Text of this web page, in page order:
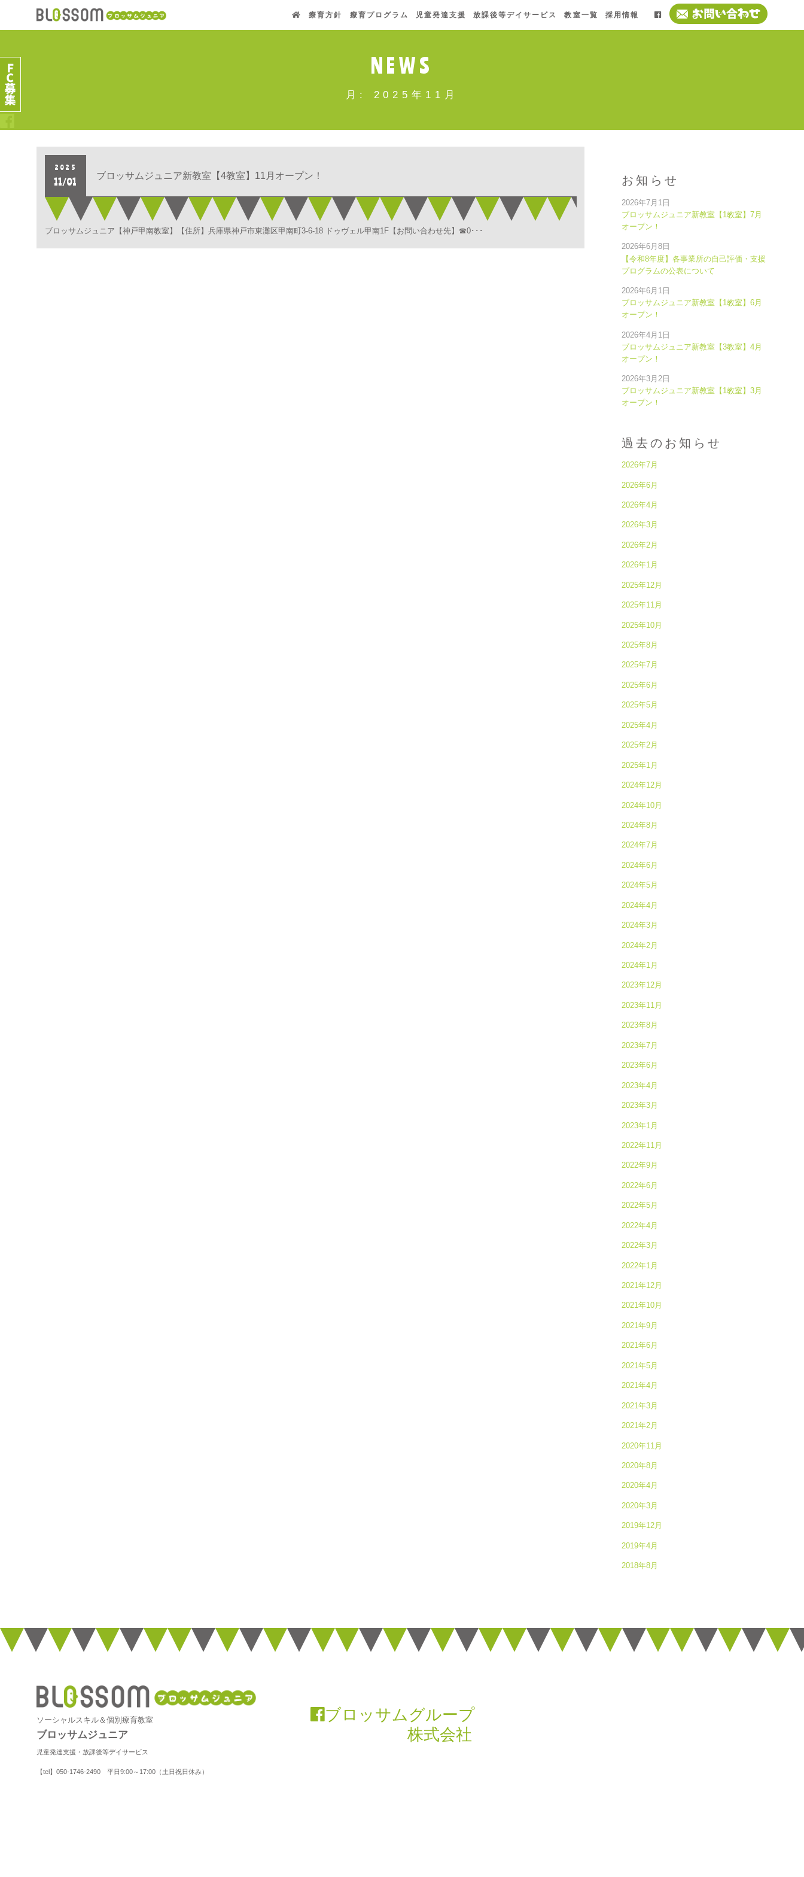
療育方針 療育プログラム 児童発達支援 放課後等デイサービス 教室一覧 採用情報
NEWS
月: 2025年11月
2025
11/01
ブロッサムジュニア新教室【4教室】11月オープン！
ブロッサムジュニア【神戸甲南教室】【住所】兵庫県神戸市東灘区甲南町3-6-18 ドゥヴェル甲南1F【お問い合わせ先】☎0･･･
お知らせ
ブロッサムジュニア新教室【1教室】7月
オープン！
2026年7月1日
【令和8年度】各事業所の自己評価・支援
プログラムの公表について
2026年6月8日
ブロッサムジュニア新教室【1教室】6月
オープン！
2026年6月1日
ブロッサムジュニア新教室【3教室】4月
オープン！
2026年4月1日
ブロッサムジュニア新教室【1教室】3月
オープン！
2026年3月2日
過去のお知らせ
2026年7月
2026年6月
2026年4月
2026年3月
2026年2月
2026年1月
2025年12月
2025年11月
2025年10月
2025年8月
2025年7月
2025年6月
2025年5月
2025年4月
2025年2月
2025年1月
2024年12月
2024年10月
2024年8月
2024年7月
2024年6月
2024年5月
2024年4月
2024年3月
2024年2月
2024年1月
2023年12月
2023年11月
2023年8月
2023年7月
2023年6月
2023年4月
2023年3月
2023年1月
2022年11月
2022年9月
2022年6月
2022年5月
2022年4月
2022年3月
2022年1月
2021年12月
2021年10月
2021年9月
2021年6月
2021年5月
2021年4月
2021年3月
2021年2月
2020年11月
2020年8月
2020年4月
2020年3月
2019年12月
2019年4月
2018年8月
ソーシャルスキル＆個別療育教室
ブロッサムジュニア
児童発達支援・放課後等デイサービス
【tel】050-1746-2490 平日9:00～17:00（土日祝日休み）
ブロッサムグループ
株式会社